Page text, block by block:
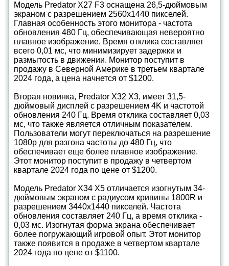
Модель Predator X27 F3 оснащена 26,5-дюймовым
экраном с разрешением 2560x1440 пикселей.
Главная особенность этого монитора - частота
обновления 480 Гц, обеспечивающая невероятно
плавное изображение. Время отклика составляет
всего 0,01 мс, что минимизирует задержки и
размытость в движении. Монитор поступит в
продажу в Северной Америке в третьем квартале
2024 года, а цена начнется от $1200.
Вторая новинка, Predator X32 X3, имеет 31,5-
дюймовый дисплей с разрешением 4K и частотой
обновления 240 Гц. Время отклика составляет 0,03
мс, что также является отличным показателем.
Пользователи могут переключаться на разрешение
1080p для разгона частоты до 480 Гц, что
обеспечивает еще более плавное изображение.
Этот монитор поступит в продажу в четвертом
квартале 2024 года по цене от $1200.
Модель Predator X34 X5 отличается изогнутым 34-
дюймовым экраном с радиусом кривины 1800R и
разрешением 3440x1440 пикселей. Частота
обновления составляет 240 Гц, а время отклика -
0,03 мс. Изогнутая форма экрана обеспечивает
более погружающий игровой опыт. Этот монитор
также появится в продаже в четвертом квартале
2024 года по цене от $1100.